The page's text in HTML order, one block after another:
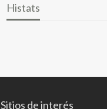
Histats
Sitios de interés